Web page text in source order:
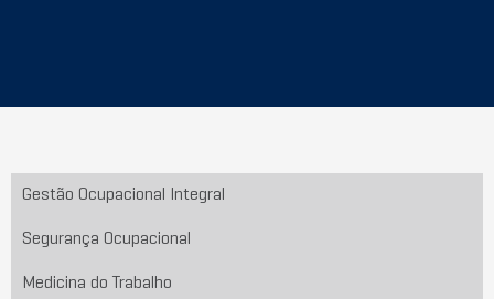
Gestão Ocupacional Integral
Segurança Ocupacional
Medicina do Trabalho